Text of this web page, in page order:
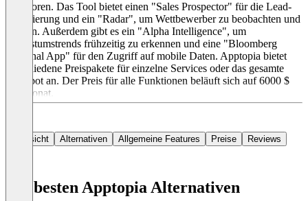
Investoren. Das Tool bietet einen "Sales Prospector" für die Lead-
Generierung und ein "Radar", um Wettbewerber zu beobachten und
tracken. Außerdem gibt es ein "Alpha Intelligence", um
Wachstumstrends frühzeitig zu erkennen und eine "Bloomberg
Terminal App" für den Zugriff auf mobile Daten. Apptopia bietet
verschiedene Preispakete für einzelne Services oder das gesamte
Angebot an. Der Preis für alle Funktionen beläuft sich auf 6000 $
pro Monat.
Übersicht Alternativen Allgemeine Features Preise Reviews
Die besten Apptopia Alternativen